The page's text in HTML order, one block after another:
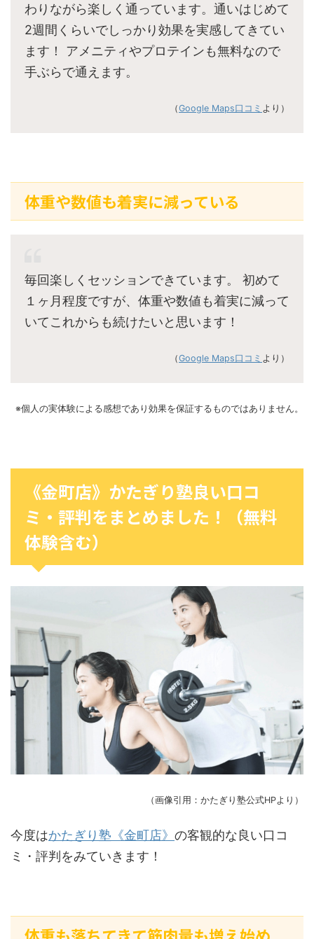
わりながら楽しく通っています。通いはじめて
2週間くらいでしっかり効果を実感してきてい
ます！ アメニティやプロテインも無料なので
手ぶらで通えます。
（Google Maps口コミ より）
体重や数値も着実に減っている
毎回楽しくセッションできています。 初めて
１ヶ月程度ですが、体重や数値も着実に減って
いてこれからも続けたいと思います！
（Google Maps口コミ より）
※個人の実体験による感想であり効果を保証するものではありません。
《金町店》かたぎり塾良い口コ
ミ・評判をまとめました！（無料
体験含む）
（画像引用：かたぎり塾公式HPより）
今度はかたぎり塾《金町店》 の客観的な良い口コ
ミ・評判をみていきます！